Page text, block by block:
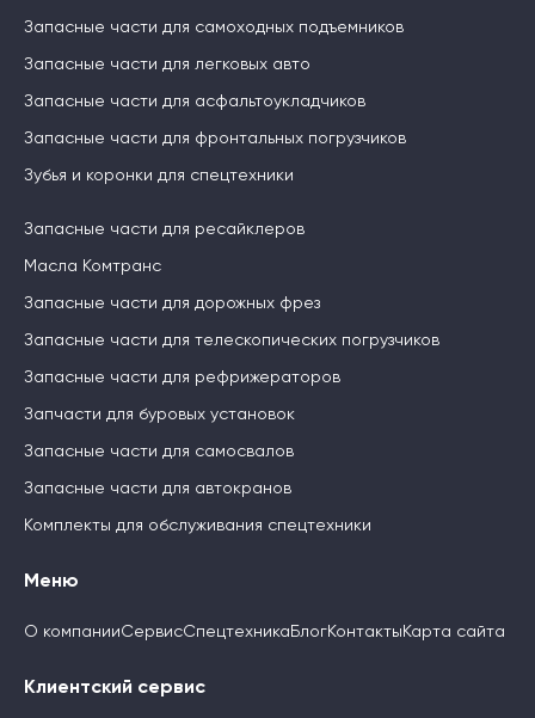
Запасные части для самоходных подъемников
Запасные части для легковых авто
Запасные части для асфальтоукладчиков
Запасные части для фронтальных погрузчиков
Зубья и коронки для спецтехники
Запасные части для ресайклеров
Масла Комтранс
Запасные части для дорожных фрез
Запасные части для телескопических погрузчиков
Запасные части для рефрижераторов
Запчасти для буровых установок
Запасные части для самосвалов
Запасные части для автокранов
Комплекты для обслуживания спецтехники
Меню
О компанииСервисСпецтехника БлогКонтакты Карта сайта
Клиентский сервис